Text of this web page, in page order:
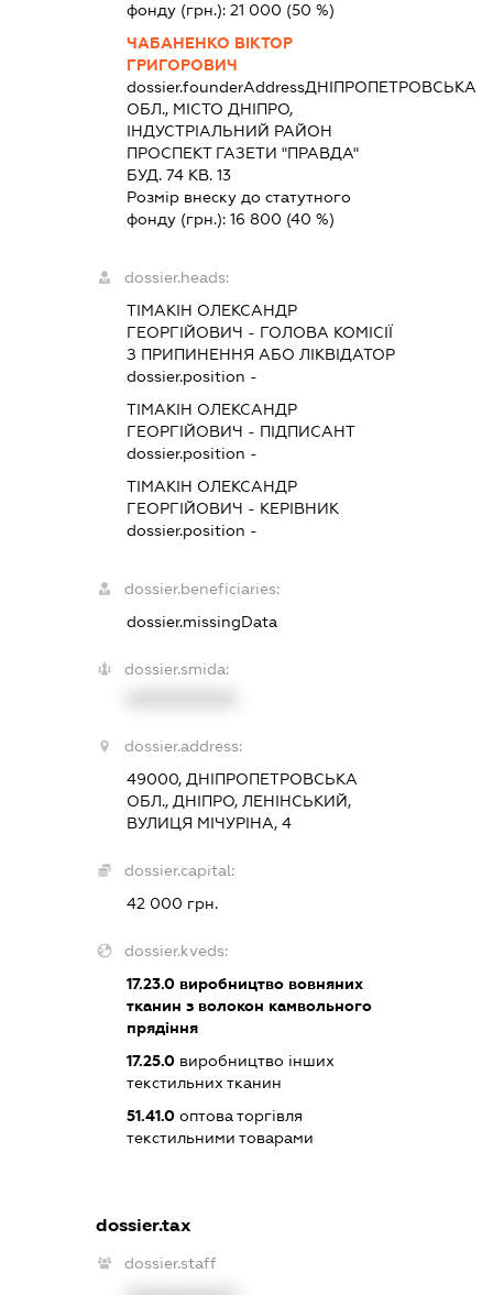
фонду (грн.): 21 000 (50 %)
ЧАБАНЕНКО ВІКТОР
ГРИГОРОВИЧ
dossier.founderAddressДНІПРОПЕТРОВСЬКА
ОБЛ., МІСТО ДНІПРО,
ІНДУСТРІАЛЬНИЙ РАЙОН
ПРОСПЕКТ ГАЗЕТИ "ПРАВДА"
БУД. 74 КВ. 13
Розмір внеску до статутного
фонду (грн.): 16 800 (40 %)
dossier.heads:
ТІМАКІН ОЛЕКСАНДР
ГЕОРГІЙОВИЧ - ГОЛОВА КОМІСІЇ
З ПРИПИНЕННЯ АБО ЛІКВІДАТОР
dossier.position -
ТІМАКІН ОЛЕКСАНДР
ГЕОРГІЙОВИЧ - ПІДПИСАНТ
dossier.position -
ТІМАКІН ОЛЕКСАНДР
ГЕОРГІЙОВИЧ - КЕРІВНИК
dossier.position -
dossier.beneficiaries:
dossier.missingData
dossier.smida:
dossier.address:
49000, ДНІПРОПЕТРОВСЬКА
ОБЛ., ДНІПРО, ЛЕНІНСЬКИЙ,
ВУЛИЦЯ МІЧУРІНА, 4
dossier.capital:
42 000 грн.
dossier.kveds:
17.23.0виробництво вовняних
тканин з волокон камвольного
прядіння
17.25.0виробництво інших
текстильних тканин
51.41.0оптова торгівля
текстильними товарами
dossier.tax
dossier.staff